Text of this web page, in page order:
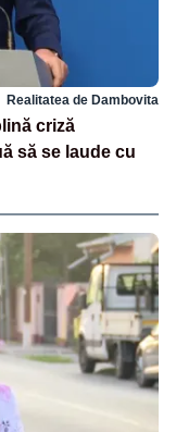
Realitatea de Dambovita
criză
să se laude cu